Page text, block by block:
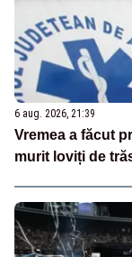
6 aug. 2026, 21:39
Vremea a făcut
murit loviți de